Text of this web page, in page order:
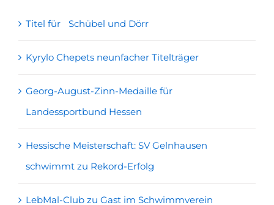
Titel für Schübel und Dörr
Kyrylo Chepets neunfacher Titelträger
Georg-August-Zinn-Medaille für
Landessportbund Hessen
Hessische Meisterschaft: SV Gelnhausen
schwimmt zu Rekord-Erfolg
LebMal-Club zu Gast im Schwimmverein